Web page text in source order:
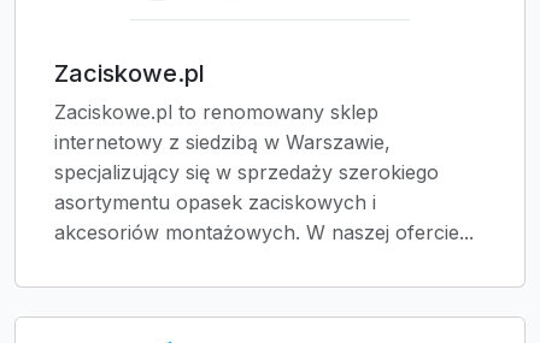
Zaciskowe.pl
Zaciskowe.pl to renomowany sklep
internetowy z siedzibą w Warszawie,
specjalizujący się w sprzedaży szerokiego
asortymentu opasek zaciskowych i
akcesoriów montażowych. W naszej ofercie...